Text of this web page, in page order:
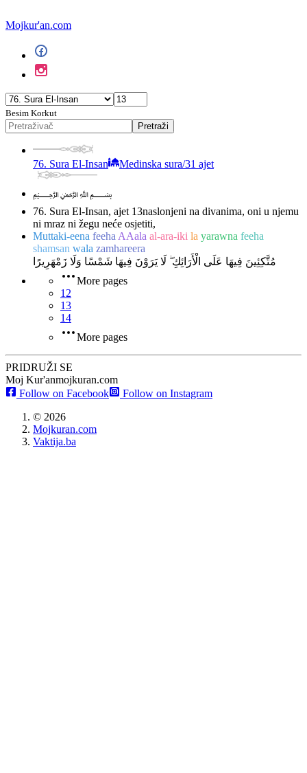
Mojkur'an.com
Besim Korkut
Pretraži
76. Sura El-Insan Medinska sura/31 ajet
﷽
76. Sura El-Insan, ajet 13naslonjeni na divanima, oni u njemu
ni mraz ni žegu neće osjetiti,
Muttaki-eena feeha AAala al-ara-iki la yarawna feeha
shamsan wala zamhareera
مُتَّكِئِينَ فِيهَا عَلَى الْأَرَائِكِ ۖ لَا يَرَوْنَ فِيهَا شَمْسًا وَلَا زَمْهَرِيرًا
More pages
12
13
14
More pages
PRIDRUŽI SE
Moj Kur'anmojkuran.com
Follow on Facebook
Follow on Instagram
© 2026
Mojkuran.com
Vaktija.ba